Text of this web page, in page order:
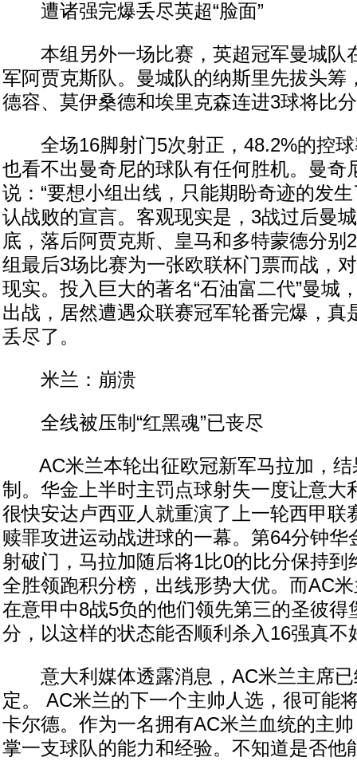
遭诸强完爆丢尽英超“脸面”
本组另外一场比赛，英超冠军曼城队
军阿贾克斯队。曼城队的纳斯里先拔头筹
德容、莫伊桑德和埃里克森连进3球将比
全场16脚射门5次射正，48.2%的控球
也看不出曼奇尼的球队有任何胜机。曼奇
说：“要想小组出线，只能期盼奇迹的发
认战败的宣言。客观现实是，3战过后曼
底，落后阿贾克斯、皇马和多特蒙德分别
组最后3场比赛为一张欧联杯门票而战，
现实。投入巨大的著名“石油富二代”曼城
出战，居然遭遇众联赛冠军轮番完爆，真
丢尽了。
米兰：崩溃
全线被压制“红黑魂”已丧尽
AC米兰本轮出征欧冠新军马拉加，结
制。华金上半时主罚点球射失一度让意大
很快安达卢西亚人就重演了上一轮西甲联
赎罪攻进运动战进球的一幕。第64分钟华
射破门，马拉加随后将1比0的比分保持到
全胜领跑积分榜，出线形势大优。而AC
在意甲中8战5负的他们领先第三的圣彼得
分，以这样的状态能否顺利杀入16强真不
意大利媒体透露消息，AC米兰主席已
定。 AC米兰的下一个主帅人选，很可能
卡尔德。作为一名拥有AC米兰血统的主帅
掌一支球队的能力和经验。不知道是否他